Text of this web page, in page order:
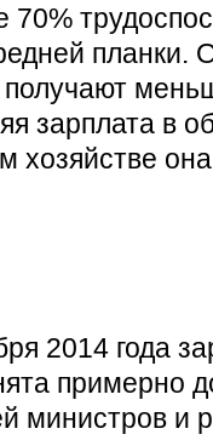
70%
планки.
зарплата в
хозяйстве
2014 года
примерно
министров и